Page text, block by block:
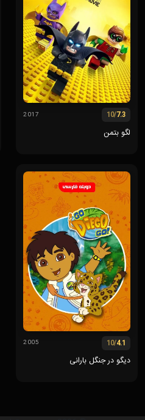
7.3
/10
2017
لگو بتمن
4.1
/10
2005
دیگو در جنگل بارانی